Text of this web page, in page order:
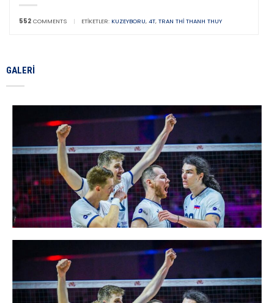
552 COMMENTS | ETIKETLER: KUZEYBORU, 4T, TRAN THI THANH THUY
GALERI